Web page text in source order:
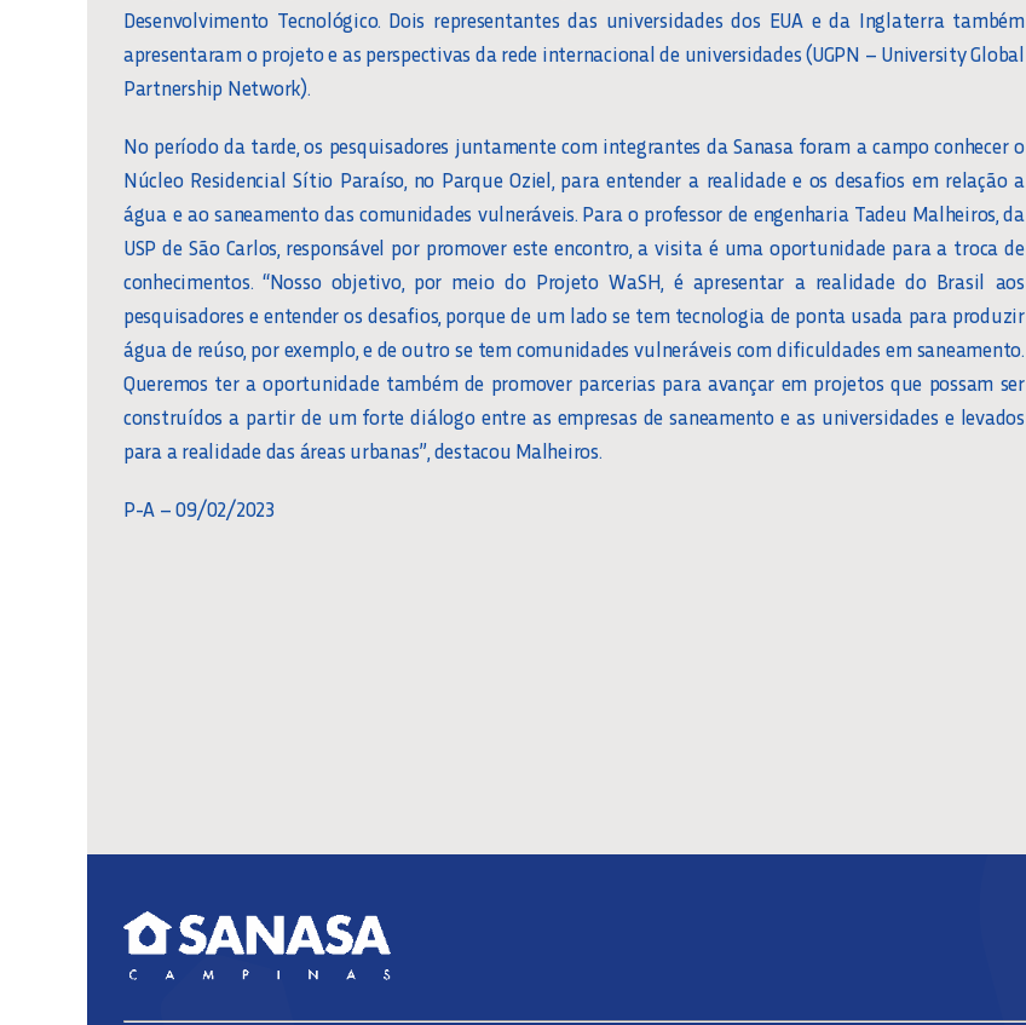
Desenvolvimento Tecnológico. Dois representantes das universidades dos EUA e da Inglaterra também
apresentaram o projeto e as perspectivas da rede internacional de universidades (UGPN – University Global
Partnership Network).
No período da tarde, os pesquisadores juntamente com integrantes da Sanasa foram a campo conhecer o
Núcleo Residencial Sítio Paraíso, no Parque Oziel, para entender a realidade e os desafios em relação a
água e ao saneamento das comunidades vulneráveis. Para o professor de engenharia Tadeu Malheiros, da
USP de São Carlos, responsável por promover este encontro, a visita é uma oportunidade para a troca de
conhecimentos. “Nosso objetivo, por meio do Projeto WaSH, é apresentar a realidade do Brasil aos
pesquisadores e entender os desafios, porque de um lado se tem tecnologia de ponta usada para produzir
água de reúso, por exemplo, e de outro se tem comunidades vulneráveis com dificuldades em saneamento.
Queremos ter a oportunidade também de promover parcerias para avançar em projetos que possam ser
construídos a partir de um forte diálogo entre as empresas de saneamento e as universidades e levados
para a realidade das áreas urbanas”, destacou Malheiros.
P-A – 09/02/2023